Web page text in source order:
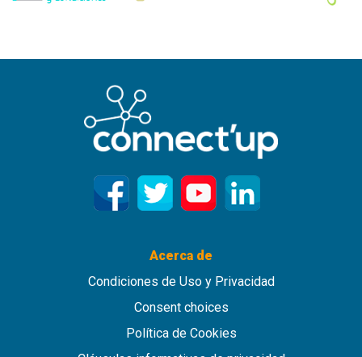
Acerca de
Condiciones de Uso y Privacidad
Consent choices
Política de Cookies